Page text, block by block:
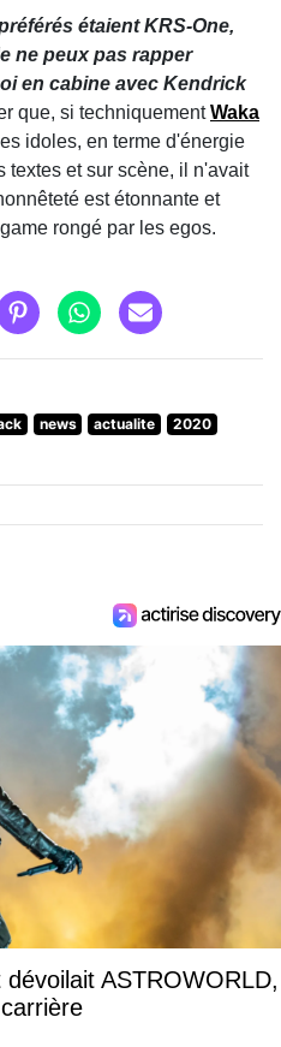
étaient KRS-One,
ne peux pas rapper
en cabine avec Kendrick
que, si techniquementWaka
idoles, en terme d'énergie
textes et sur scène, il n'avait
est étonnante et
rongé par les egos.
news actualite
2020
ASTROWORLD,